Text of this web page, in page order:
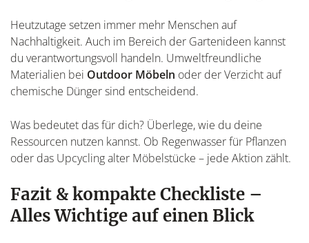
Heutzutage setzen immer mehr Menschen auf
Nachhaltigkeit. Auch im Bereich der Gartenideen kannst
du verantwortungsvoll handeln. Umweltfreundliche
Materialien bei Outdoor Möbeln oder der Verzicht auf
chemische Dünger sind entscheidend.
Was bedeutet das für dich? Überlege, wie du deine
Ressourcen nutzen kannst. Ob Regenwasser für Pflanzen
oder das Upcycling alter Möbelstücke – jede Aktion zählt.
Fazit & kompakte Checkliste –
Alles Wichtige auf einen Blick